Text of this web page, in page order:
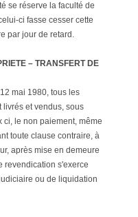
se réserve la faculté de
ci fasse cesser cette
par jour de retard.
– TRANSFERT DE
mai 1980, tous les
et vendus, sous
le non paiement, même
toute clause contraire, à
après mise en demeure
revendication s'exerce
ou de liquidation